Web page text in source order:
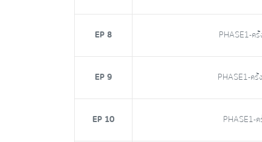
EP 8 PHASE1-ค
EP 9 PHASE1-ค
EP 10 PHASE1-